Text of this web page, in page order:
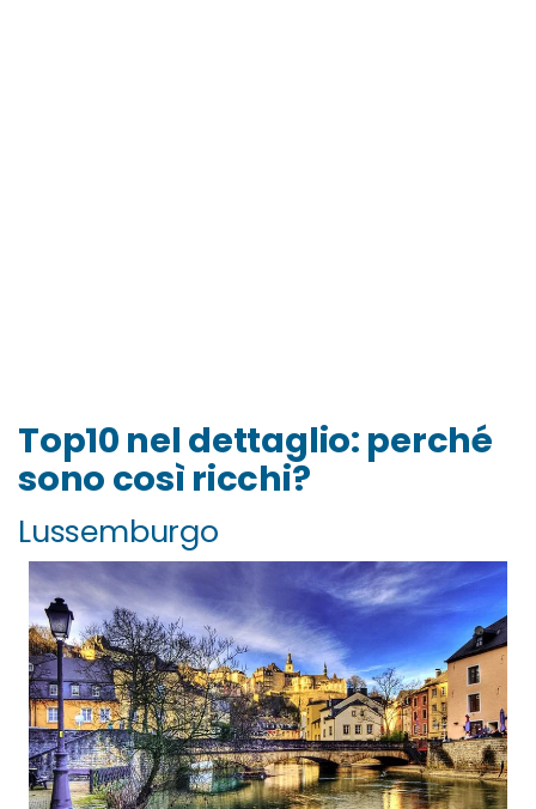
Top10 nel dettaglio: perché
sono così ricchi?
Lussemburgo